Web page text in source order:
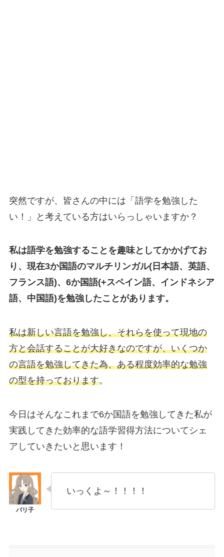
突然ですが、皆さんの中には「語学を勉強した
い！」と考えている方はいらっしゃいますか？
私は語学を勉強することを趣味としてかかげてお
り、現在3か国語のマルチリンガル(日本語、英語、
フランス語)、6か国語(+スペイン語、インドネシア
語、中国語)を勉強したことがあります。
私は新しい言語を勉強し、それらを使って現地の
方と会話することが大好きなのですが、いくつか
の言語を勉強してきた為、ある程度効率的な勉強
の型を持っております。
今日はそんなこれまで6か国語を勉強してきた私が
実践してきた効率的な語学習得方法についてシェ
アしていきたいと思います！
いっくよ～！！！！